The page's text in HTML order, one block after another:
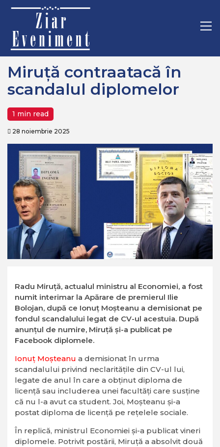
Politica
Miruță contraatacă în
scandalul diplomelor
1 min read
28 noiembrie 2025
Radu Miruță, actualul ministru al Economiei, a fost
numit interimar la Apărare de premierul Ilie
Bolojan, după ce Ionuț Moșteanu a demisionat pe
fondul scandalului legat de CV-ul acestuia. După
anunțul de numire, Miruță și-a publicat pe
Facebook diplomele.
Ionuț Moșteanu a demisionat în urma
scandalului privind neclaritățile din CV-ul lui,
legate de anul în care a obținut diploma de
licență sau includerea unei facultăți care susține
că nu l-a avut ca student. Joi, Moșteanu și-a
postat diploma de licență pe rețelele sociale.
În replică, ministrul Economiei şi-a publicat vineri
diplomele. Potrivit postării, Miruță a absolvit două